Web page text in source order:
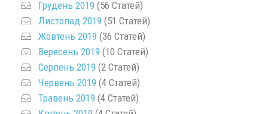
Грудень 2019 (56 Статей)
Листопад 2019 (51 Статей)
Жовтень 2019 (36 Статей)
Вересень 2019 (10 Статей)
Серпень 2019 (2 Статей)
Червень 2019 (4 Статей)
Травень 2019 (4 Статей)